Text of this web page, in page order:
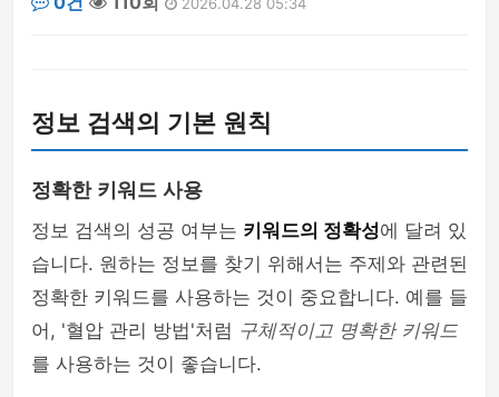
정보 검색의 기본 원칙
정확한 키워드 사용
정보 검색의 성공 여부는 키워드의 정확성에 달려 있
습니다. 원하는 정보를 찾기 위해서는 주제와 관련된
정확한 키워드를 사용하는 것이 중요합니다. 예를 들
어, '혈압 관리 방법'처럼 구체적이고 명확한 키워드
를 사용하는 것이 좋습니다.